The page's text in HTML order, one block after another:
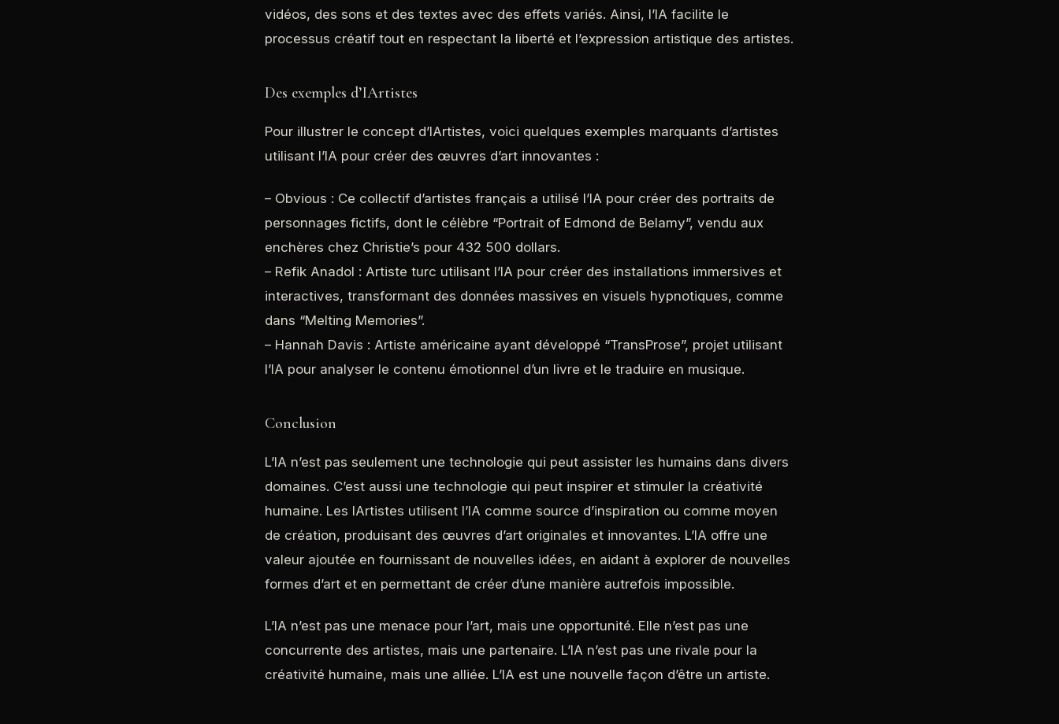
vidéos, des sons et des textes avec des effets variés. Ainsi, l’IA facilite le
processus créatif tout en respectant la liberté et l’expression artistique des artistes.
Des exemples d’IArtistes
Pour illustrer le concept d’IArtistes, voici quelques exemples marquants d’artistes
utilisant l’IA pour créer des œuvres d’art innovantes :
– Obvious : Ce collectif d’artistes français a utilisé l’IA pour créer des portraits de
personnages fictifs, dont le célèbre “Portrait of Edmond de Belamy”, vendu aux
enchères chez Christie’s pour 432 500 dollars.
– Refik Anadol : Artiste turc utilisant l’IA pour créer des installations immersives et
interactives, transformant des données massives en visuels hypnotiques, comme
dans “Melting Memories”.
– Hannah Davis : Artiste américaine ayant développé “TransProse”, projet utilisant
l’IA pour analyser le contenu émotionnel d’un livre et le traduire en musique.
Conclusion
L’IA n’est pas seulement une technologie qui peut assister les humains dans divers
domaines. C’est aussi une technologie qui peut inspirer et stimuler la créativité
humaine. Les IArtistes utilisent l’IA comme source d’inspiration ou comme moyen
de création, produisant des œuvres d’art originales et innovantes. L’IA offre une
valeur ajoutée en fournissant de nouvelles idées, en aidant à explorer de nouvelles
formes d’art et en permettant de créer d’une manière autrefois impossible.
L’IA n’est pas une menace pour l’art, mais une opportunité. Elle n’est pas une
concurrente des artistes, mais une partenaire. L’IA n’est pas une rivale pour la
créativité humaine, mais une alliée. L’IA est une nouvelle façon d’être un artiste.